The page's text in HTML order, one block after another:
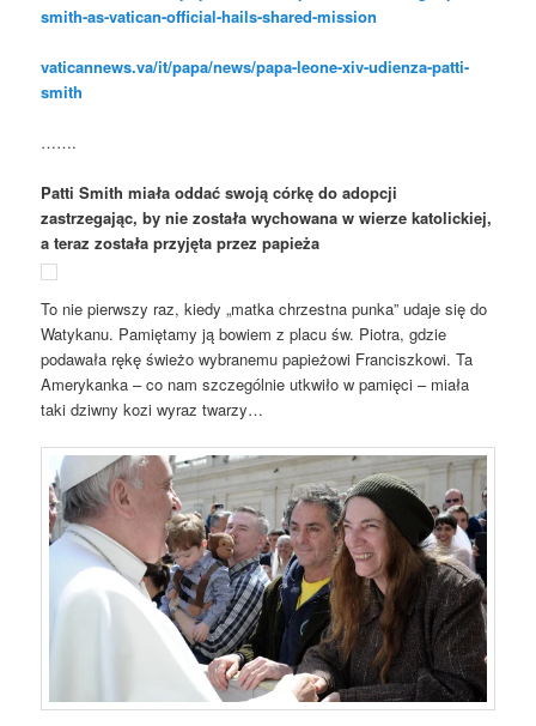
smith-as-vatican-official-hails-shared-mission
vaticannews.va/it/papa/news/papa-leone-xiv-udienza-patti-
smith
…….
Patti Smith miała oddać swoją córkę do adopcji
zastrzegając, by nie została wychowana w wierze katolickiej,
a teraz została przyjęta przez papieża
To nie pierwszy raz, kiedy „matka chrzestna punka” udaje się do
Watykanu. Pamiętamy ją bowiem z placu św. Piotra, gdzie
podawała rękę świeżo wybranemu papieżowi Franciszkowi. Ta
Amerykanka – co nam szczególnie utkwiło w pamięci – miała
taki dziwny kozi wyraz twarzy…